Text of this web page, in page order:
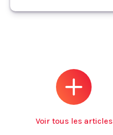
Voir tous les articles